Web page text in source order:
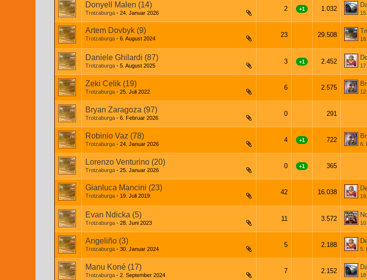
Donyell Malen (14)
Trotzaburga 24. Januar 2026
2 +1 1.032
Artem Dovbyk (9)
Trotzaburga 6. August 2024 23 29.508
Daniele Ghilardi (87)
Trotzaburga 5. August 2025
3 +1 2.452
Zeki Celik (19)
Trotzaburga 25. Juli 2022
6 2.575
Bryan Zaragoza (97)
Trotzaburga 6. Februar 2026
0 291
Robinio Vaz (78)
Trotzaburga 24. Januar 2026
4 +1 722
6.
Lorenzo Venturino (20)
Trotzaburga 25. Januar 2026
0 +1 365
Gianluca Mancini (23)
Trotzaburga 19. Juli 2019 42 16.038
Evan Ndicka (5)
Trotzaburga 28. Juni 2023
11 3.572
Angeliño (3)
Trotzaburga 30. Januar 2024
5 2.188
5.
Manu Koné (17)
Trotzaburga 2. September 2024
7 2.152